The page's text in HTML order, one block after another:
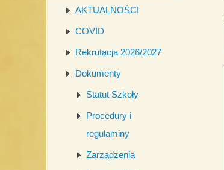
AKTUALNOŚCI
COVID
Rekrutacja 2026/2027
Dokumenty
Statut Szkoły
Procedury i
regulaminy
Zarządzenia